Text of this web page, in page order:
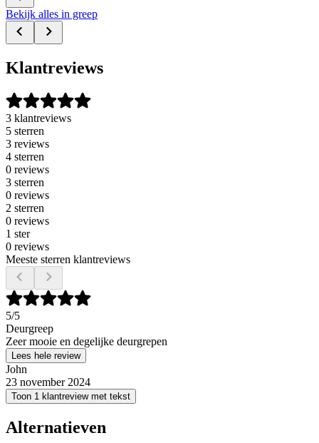
Bekijk alles in greep
Klantreviews
3 klantreviews
5 sterren
3 reviews
4 sterren
0 reviews
3 sterren
0 reviews
2 sterren
0 reviews
1 ster
0 reviews
Meeste sterren klantreviews
5/5
Deurgreep
Zeer mooie en degelijke deurgrepen
Lees hele review
John
23 november 2024
Toon 1 klantreview met tekst
Alternatieven